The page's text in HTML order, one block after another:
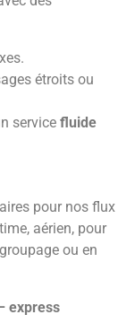
étroits ou
service fluide
pour nos flux
aérien, pour
ou en
express